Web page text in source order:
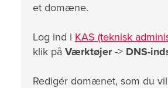
et domæne.
Log ind i KAS (teknisk
klik på Værktøjer-> DNS-
Redigér domænet, som du